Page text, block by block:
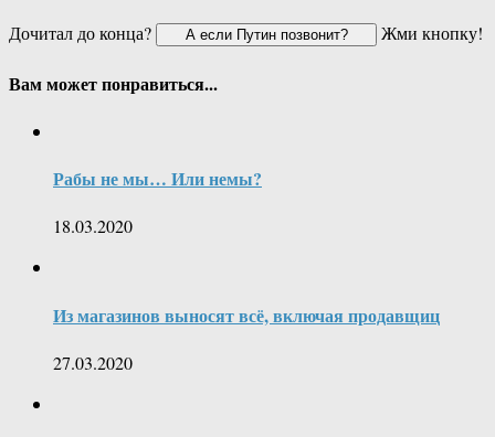
Дочитал до конца?
Жми кнопку!
Вам может понравиться...
Рабы не мы… Или немы?
18.03.2020
Из магазинов выносят всё, включая продавщиц
27.03.2020